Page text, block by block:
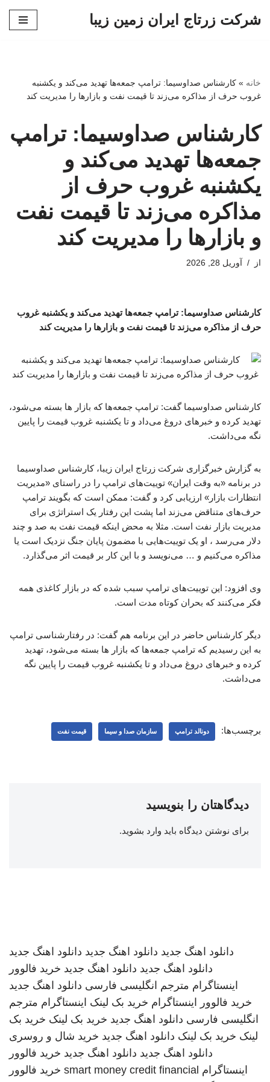
شرکت زرتاج ایران زمین زیبا
خانه » کارشناس صداوسیما: ترامپ جمعه‌ها تهدید می‌کند و یکشنبه
غروب حرف از مذاکره می‌زند تا قیمت نفت و بازارها را مدیریت کند
کارشناس صداوسیما: ترامپ
جمعه‌ها تهدید می‌کند و
یکشنبه غروب حرف از
مذاکره می‌زند تا قیمت نفت
و بازارها را مدیریت کند
از آوریل 28, 2026
کارشناس صداوسیما: ترامپ جمعه‌ها تهدید می‌کند و یکشنبه غروب
حرف از مذاکره می‌زند تا قیمت نفت و بازارها را مدیریت کند
کارشناس صداوسیما گفت: ترامپ جمعه‌ها که بازار ها بسته می‌شود،
تهدید کرده و خبرهای دروغ می‌داد و تا یکشنبه غروب قیمت را پایین
نگه می‌داشت.
به گزارش خبرگزاری شرکت زرتاج ایران زیبا، کارشناس صداوسیما
در برنامه «به وقت ایران» توییت‌های ترامپ را در راستای «مدیریت
انتظارات بازار» ارزیابی کرد و گفت: ممکن است که بگویند ترامپ
حرف‌های متناقض می‌زند اما پشت این رفتار یک استراتژی برای
مدیریت بازار نفت است. مثلا به محض اینکه قیمت نفت به صد و چند
دلار می‌رسد ، او یک توییت‌هایی با مضمون پایان جنگ نزدیک است یا
مذاکره می‌کنیم و … می‌نویسد و با این کار بر قیمت اثر می‌گذارد.
وی افزود: این توییت‌های ترامپ سبب شده که در بازار کاغذی همه
فکر می‌کنند که بحران کوتاه مدت است.
دیگر کارشناس حاضر در این برنامه هم گفت: در رفتارشناسی ترامپ
به این رسیدیم که ترامپ جمعه‌ها که بازار ها بسته می‌شود، تهدید
کرده و خبرهای دروغ می‌داد و تا یکشنبه غروب قیمت را پایین نگه
می‌داشت.
برچسب‌ها: دونالد ترامپ سازمان صدا و سیما قیمت نفت
دیدگاهتان را بنویسید
برای نوشتن دیدگاه باید وارد بشوید.
دانلود اهنگ جدید دانلود اهنگ جدید دانلود اهنگ جدید
دانلود اهنگ جدید دانلود اهنگ جدید خرید فالوور
اینستاگرام مترجم انگلیسی فارسی دانلود اهنگ جدید
خرید فالوور اینستاگرام خرید بک لینک اینستاگرام مترجم
انگلیسی فارسی دانلود اهنگ جدید خرید بک لینک خرید بک
لینک خرید بک لینک دانلود اهنگ جدید خرید شال و روسری
دانلود اهنگ جدید دانلود اهنگ جدید خرید فالوور
اینستاگرام smart money credit financial خرید فالوور